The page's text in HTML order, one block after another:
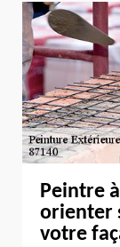
Peintre
orienter
votre